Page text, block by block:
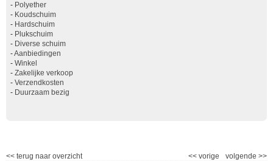
- Polyether
- Koudschuim
- Hardschuim
- Plukschuim
- Diverse schuim
-Aanbiedingen
- Winkel
- Zakelijke verkoop
- Verzendkosten
- Duurzaam bezig
<< terug naar overzicht volgende >>
<< vorige